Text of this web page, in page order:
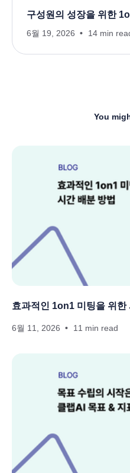
구성원의 성장을 위한
6월 19, 2026 14 min
You
효과적인 1on1 미팅을 위한
6월 11, 2026 11 min read